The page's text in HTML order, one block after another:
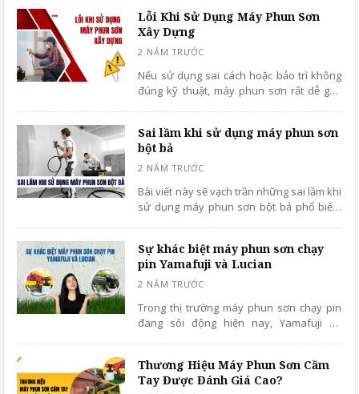
Lỗi Khi Sử Dụng Máy Phun Sơn
Xây Dựng
Nếu sử dụng sai cách hoặc bảo trì không
đúng kỹ thuật, máy phun sơn rất dễ gặp
Sai lầm khi sử dụng máy phun sơn
bột bả
Bài viết này sẽ vạch trần những sai lầm khi
sử dụng máy phun sơn bột bả phổ biến,
thuật.
Sự khác biệt máy phun sơn chạy
pin Yamafuji và Lucian
Trong thị trường máy phun sơn chạy pin
đang sôi động hiện nay, Yamafuji và
phun sơn chạy pin Yamafuji và Lucian chi
tiết trong bài viết dưới đây.
Thương Hiệu Máy Phun Sơn Cầm
Tay Được Đánh Giá Cao?